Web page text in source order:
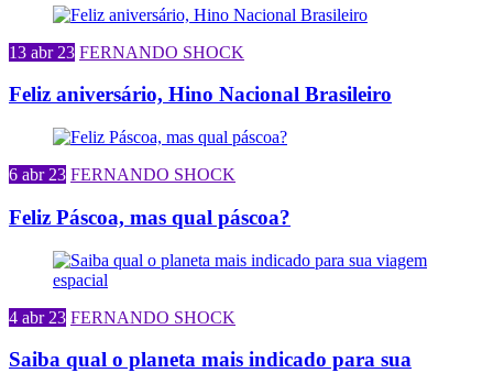
13 abr 23 FERNANDO SHOCK
Feliz aniversário, Hino Nacional Brasileiro
6 abr 23 FERNANDO SHOCK
Feliz Páscoa, mas qual páscoa?
4 abr 23 FERNANDO SHOCK
Saiba qual o planeta mais indicado para sua